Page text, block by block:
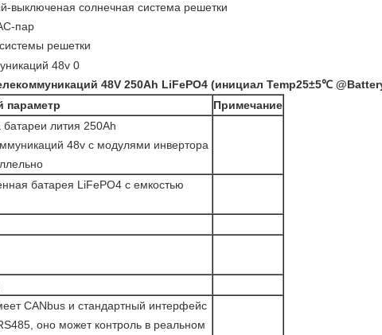
выключеная солнечная система решетки
пар
решетки
48V 250Ah LiFePO4 (инициал Temp25±5℃
параметр
Примечание
батареи лития 250Ah
48v с модулями инвертора
батарея LiFePO4 с емкостью
CANbus и стандартный интерфейс
оно может контроль в реальном